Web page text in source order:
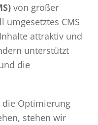
von großer
umgesetztes CMS
attraktiv und
unterstützt
die
die Optimierung
stehen wir